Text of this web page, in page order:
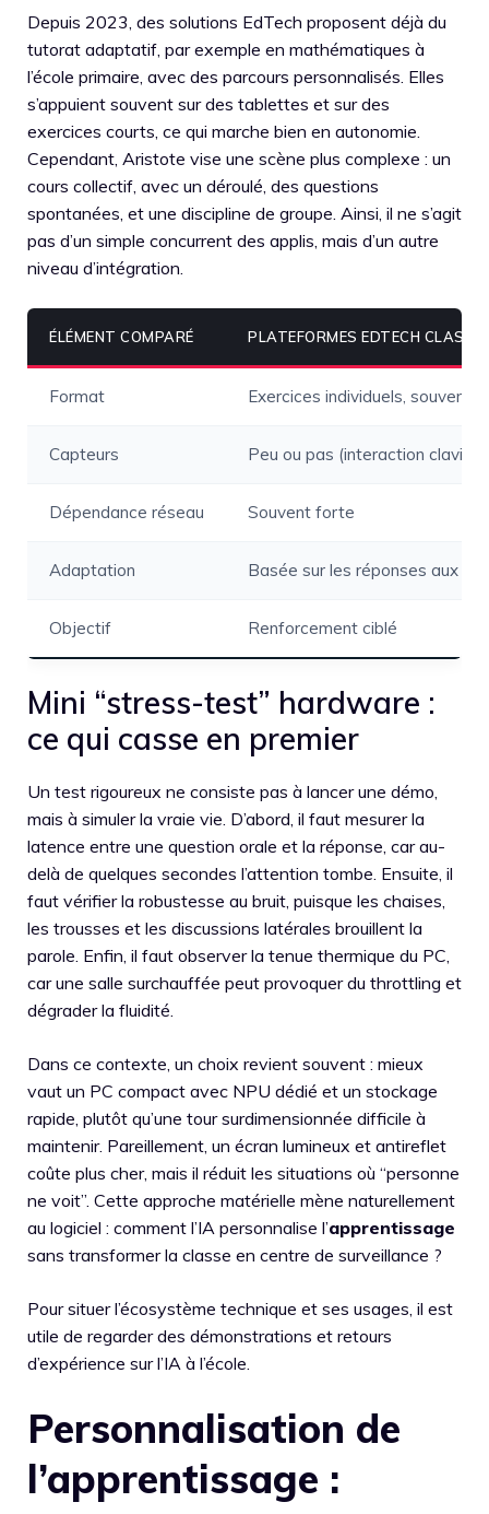
Depuis 2023, des solutions EdTech proposent déjà du
tutorat adaptatif, par exemple en mathématiques à
l’école primaire, avec des parcours personnalisés. Elles
s’appuient souvent sur des tablettes et sur des
exercices courts, ce qui marche bien en autonomie.
Cependant, Aristote vise une scène plus complexe : un
cours collectif, avec un déroulé, des questions
spontanées, et une discipline de groupe. Ainsi, il ne s’agit
pas d’un simple concurrent des applis, mais d’un autre
niveau d’intégration.
ÉLÉMENT COMPARÉ PLATEFORMES EDTECH
Format Exercices individuels, souvent
Capteurs Peu ou pas (interaction clavier/
Dépendance réseau Souvent forte
Adaptation Basée sur les réponses aux
Objectif Renforcement ciblé
Mini “stress-test” hardware :
ce qui casse en premier
Un test rigoureux ne consiste pas à lancer une démo,
mais à simuler la vraie vie. D’abord, il faut mesurer la
latence entre une question orale et la réponse, car au-
delà de quelques secondes l’attention tombe. Ensuite, il
faut vérifier la robustesse au bruit, puisque les chaises,
les trousses et les discussions latérales brouillent la
parole. Enfin, il faut observer la tenue thermique du PC,
car une salle surchauffée peut provoquer du throttling et
dégrader la fluidité.
Dans ce contexte, un choix revient souvent : mieux
vaut un PC compact avec NPU dédié et un stockage
rapide, plutôt qu’une tour surdimensionnée difficile à
maintenir. Pareillement, un écran lumineux et antireflet
coûte plus cher, mais il réduit les situations où “personne
ne voit”. Cette approche matérielle mène naturellement
au logiciel : comment l’IA personnalise l’apprentissage
sans transformer la classe en centre de surveillance ?
Pour situer l’écosystème technique et ses usages, il est
utile de regarder des démonstrations et retours
d’expérience sur l’IA à l’école.
Personnalisation de
l’apprentissage :